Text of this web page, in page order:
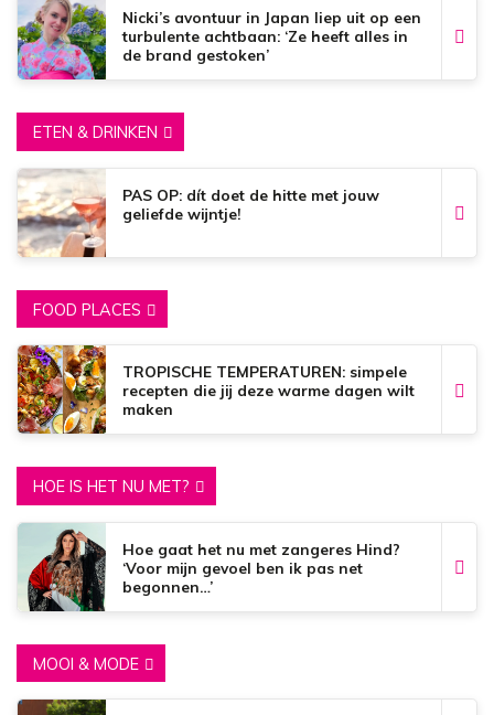
Nicki’s avontuur in Japan liep uit op een
turbulente achtbaan: ‘Ze heeft alles in
de brand gestoken’
ETEN & DRINKEN
PAS OP: dít doet de hitte met jouw
geliefde wijntje!
FOOD PLACES
TROPISCHE TEMPERATUREN: simpele
recepten die jij deze warme dagen wilt
maken
HOE IS HET NU MET?
Hoe gaat het nu met zangeres Hind?
‘Voor mijn gevoel ben ik pas net
begonnen…’
MOOI & MODE